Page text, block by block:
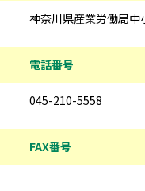
神奈川県産業労働局
電話番号
045-210-5558
FAX番号